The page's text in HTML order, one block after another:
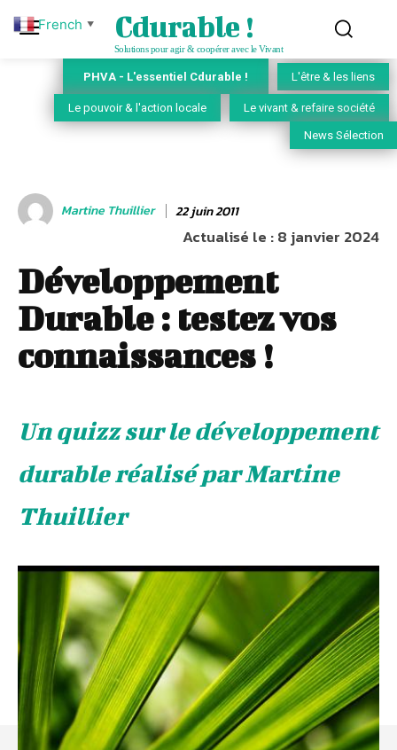
Cdurable !
Solutions pour agir & coopérer avec le Vivant
PHVA - L'essentiel Cdurable ! L'être & les liens
Le pouvoir & l'action locale Le vivant & refaire société
News Sélection
Martine Thuillier 22 juin 2011
Actualisé le :8 janvier 2024
Développement
Durable : testez vos
connaissances !
Un quizz sur le développement
durable réalisé par Martine
Thuillier
French ▼